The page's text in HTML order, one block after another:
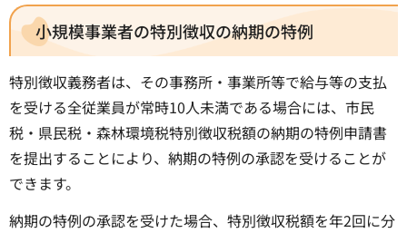
小規模事業者の特別徴収の納期の特例
特別徴収義務者は、その事務所・事業所等で給与等の支払
を受ける全従業員が常時10人未満である場合には、市民
税・県民税・森林環境税特別徴収税額の納期の特例申請書
を提出することにより、納期の特例の承認を受けることが
できます。
納期の特例の承認を受けた場合、特別徴収税額を年2回に分